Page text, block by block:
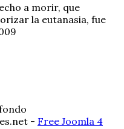
a morir, que
la eutanasia, fue
- Free Joomla 4